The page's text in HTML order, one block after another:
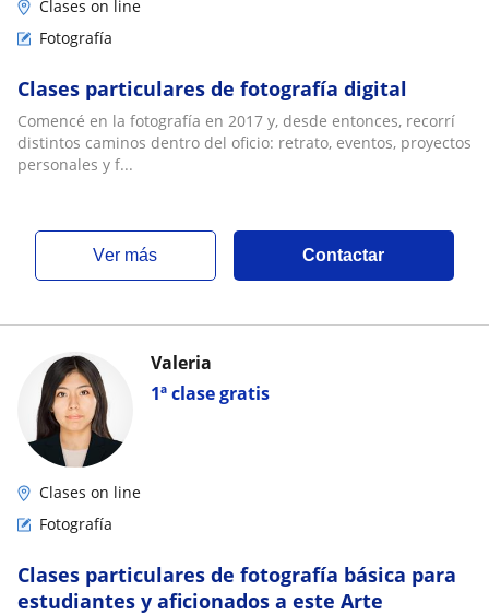
Clases on line
Fotografía
Clases particulares de fotografía digital
Comencé en la fotografía en 2017 y, desde entonces, recorrí
distintos caminos dentro del oficio: retrato, eventos, proyectos
personales y f...
ver más Contactar
1ª clase gratis
Valeria
Clases on line
Fotografía
Clases particulares de fotografía básica para
estudiantes y aficionados a este Arte